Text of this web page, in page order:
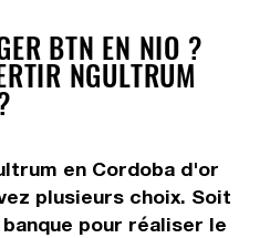
BTN EN NIO ?
NGULTRUM
en Cordoba d'or
plusieurs choix. Soit
pour réaliser le